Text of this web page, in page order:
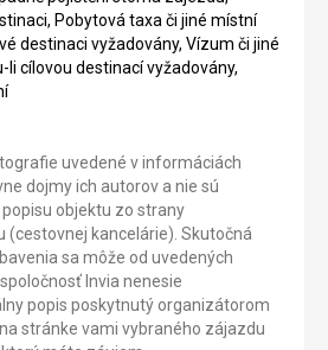
Pobytová taxa či jiné místní
destinaci vyžadovány, Vízum či jiné
li cílovou destinací vyžadovány,
uvedené v informáciách
dojmy ich autorov a nie sú
objektu zo strany
(cestovnej kancelárie). Skutočná
sa môže od uvedených
Invia nenesie
popis poskytnutý organizátorom
stránke vami vybraného zájazdu